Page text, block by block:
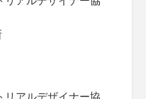
リアルデザイナー協